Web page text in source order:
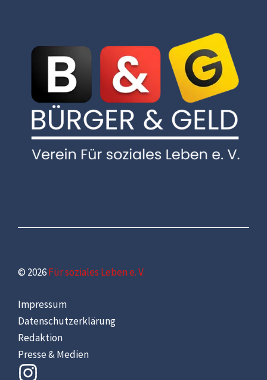
© 2026Für soziales Leben e. V.
Impressum
Datenschutzerklärung
Redaktion
Presse & Medien